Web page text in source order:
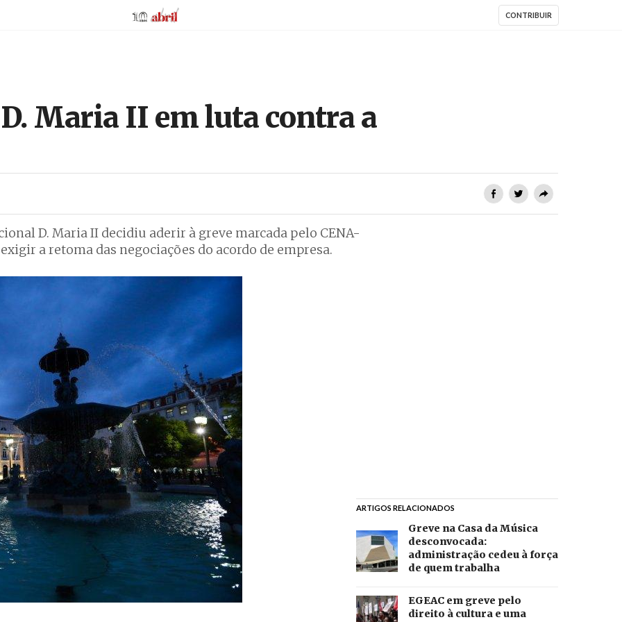
AbrilAbril CONTRIBUIR
Maria II em luta contra a
D. Maria II decidiu aderir à greve marcada pelo CENA-
a retoma das negociações do acordo de empresa.
ARTIGOS RELACIONADOS
Greve na Casa da Música
desconvocada:
administração cedeu à força
de quem trabalha
EGEAC em greve pelo
direito à cultura e uma